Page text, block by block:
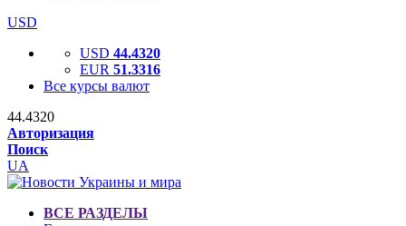
USD
USD 44.4320
EUR 51.3316
Все курсы валют
44.4320
Авторизация
Поиск
UA
ВСЕ РАЗДЕЛЫ